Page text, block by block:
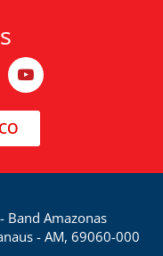
Band Amazonas
- AM, 69060-000